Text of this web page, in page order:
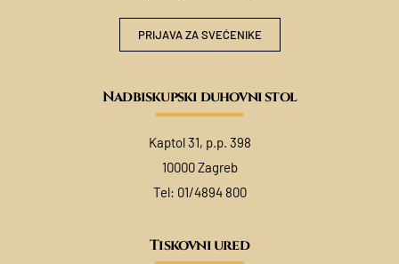
PRIJAVA ZA SVEĆENIKE
Nadbiskupski duhovni stol
Kaptol 31, p.p. 398
10000 Zagreb
Tel: 01/4894 800
Tiskovni ured